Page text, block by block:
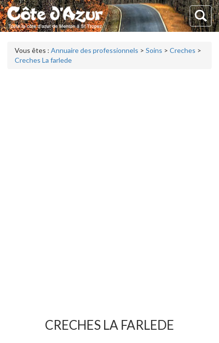
Vous êtes : Annuaire des professionnels > Soins > Creches >
Creches La farlede
CRECHES LA FARLEDE